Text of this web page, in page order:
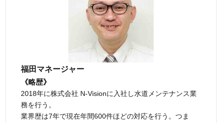
福田マネージャー
《略歴》
2018年に株式会社 N-Visionに入社し水道メンテナンス業
務を行う。
業界歴は7年で現在年間600件ほどの対応を行う。つま